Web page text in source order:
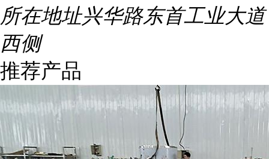
所在地址兴华路东首工业大道
西侧
推荐产品